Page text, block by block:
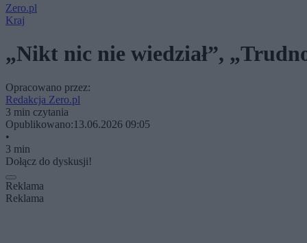
Zero.pl
Kraj
„Nikt nic nie wiedział”,
Opracowano przez:
Redakcja Zero.pl
3 min czytania
Opublikowano:13.06.2026 09:05
•
3 min
Dołącz do dyskusji!
Reklama
Reklama